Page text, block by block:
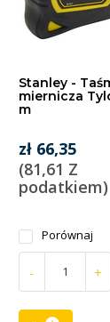
Stanley -
miernicza
m
zł 66,35
(81,61 Z
podatkiem)
Porównaj
- +